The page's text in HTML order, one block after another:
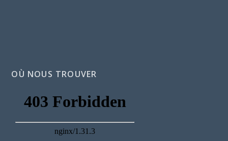
OÙ NOUS TROUVER